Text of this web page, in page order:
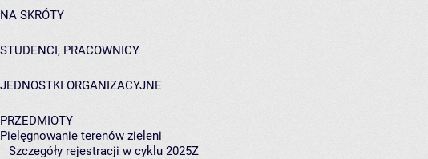
NA SKRÓTY
STUDENCI, PRACOWNICY
JEDNOSTKI ORGANIZACYJNE
PRZEDMIOTY
Pielęgnowanie terenów zieleni
Szczegóły rejestracji w cyklu 2025Z